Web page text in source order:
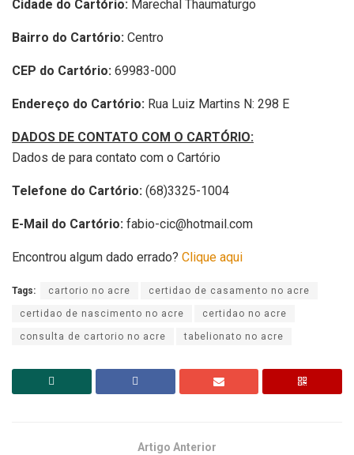
Cidade do Cartório: Marechal Thaumaturgo
Bairro do Cartório: Centro
CEP do Cartório: 69983-000
Endereço do Cartório: Rua Luiz Martins N: 298 E
DADOS DE CONTATO COM O CARTÓRIO:
Dados de para contato com o Cartório
Telefone do Cartório: (68)3325-1004
E-Mail do Cartório: fabio-cic@hotmail.com
Encontrou algum dado errado? Clique aqui
Tags: cartorio no acre certidao de casamento no acre
certidao de nascimento no acre certidao no acre
consulta de cartorio no acre tabelionato no acre
Artigo Anterior